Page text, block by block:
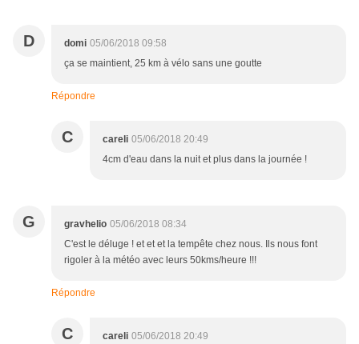
D domi 05/06/2018 09:58
ça se maintient, 25 km à vélo sans une goutte
Répondre
C careli 05/06/2018 20:49
4cm d'eau dans la nuit et plus dans la journée !
G gravhelio 05/06/2018 08:34
C'est le déluge ! et et et la tempête chez nous. Ils nous font
rigoler à la météo avec leurs 50kms/heure !!!
Répondre
C careli 05/06/2018 20:49